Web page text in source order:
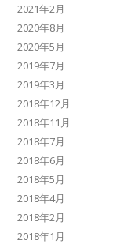
2021年2月
2020年8月
2020年5月
2019年7月
2019年3月
2018年12月
2018年11月
2018年7月
2018年6月
2018年5月
2018年4月
2018年2月
2018年1月